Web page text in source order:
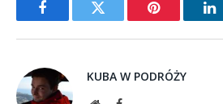
FacebookTwitter Pinterest
KUBA W PODRÓŻY